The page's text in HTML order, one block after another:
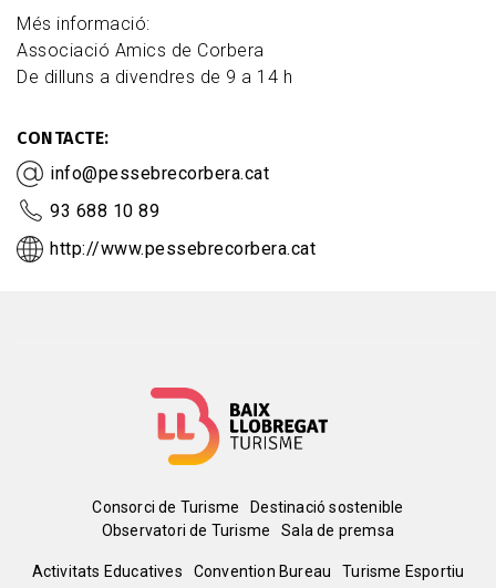
Més informació:
Associació Amics de Corbera
De dilluns a divendres de 9 a 14 h
CONTACTE
info@pessebrecorbera.cat
93 688 10 89
http://www.pessebrecorbera.cat
Menú
del
Consorci de Turisme
Destinació sostenible
Observatori de Turisme
Sala de premsa
Activitats Educatives Convention Bureau Turisme Esportiu